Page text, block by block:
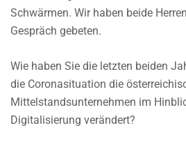
Schwärmen. Wir haben beide
Gespräch gebeten.
Wie haben Sie die letzten beiden
die Coronasituation die
Mittelstandsunternehmen im
Digitalisierung verändert?